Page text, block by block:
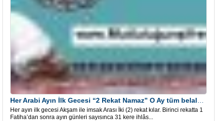
Her ayın ilk gecesi Akşam ile imsak Arası İki (2) rekat kılar. Birinci rekatta 1
Fatiha’dan sonra ayın günleri sayısınca 31 kere ihlâs...